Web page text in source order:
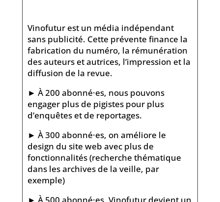
Vinofutur est un média indépendant
sans publicité. Cette prévente finance la
fabrication du numéro, la rémunération
des auteurs et autrices, l’impression et la
diffusion de la revue.
► À 200 abonné·es, nous pouvons
engager plus de pigistes pour plus
d’enquêtes et de reportages.
► À 300 abonné·es, on améliore le
design du site web avec plus de
fonctionnalités (recherche thématique
dans les archives de la veille, par
exemple)